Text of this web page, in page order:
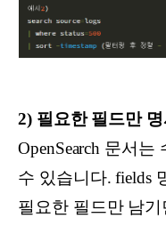
2) 필요한 필드만
OpenSearch 문서
수 있습니다. fields
필요한 필드만 남